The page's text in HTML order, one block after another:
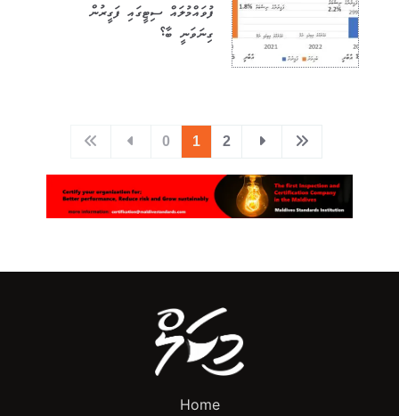
ފުވައްމުލައް ސިޓީގައި ފަގީރުން
ގިނަވަނީ ބާ؟
0 1 2
Home